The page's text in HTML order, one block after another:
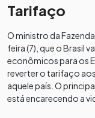
Tarifaço
O ministro da
feira (7), que o Brasil
econômicos para os
reverter o tarifaço
aquele país. O
está encarecendo a